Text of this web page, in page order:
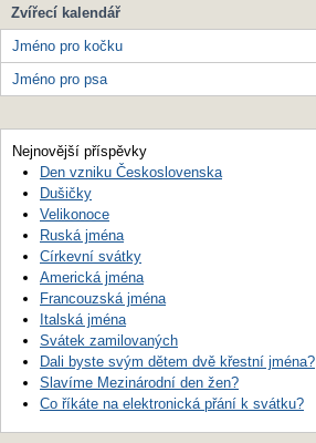
Zvířecí kalendář
Jméno pro kočku
Jméno pro psa
Nejnovější příspěvky
Den vzniku Československa
Dušičky
Velikonoce
Ruská jména
Církevní svátky
Americká jména
Francouzská jména
Italská jména
Svátek zamilovaných
Dali byste svým dětem dvě křestní jména?
Slavíme Mezinárodní den žen?
Co říkáte na elektronická přání k svátku?